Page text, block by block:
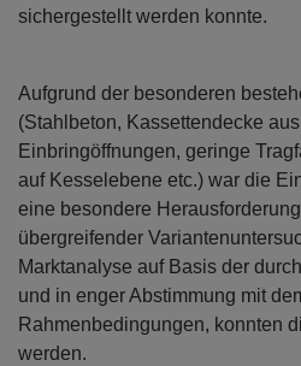
sichergestellt werden konnte.
Aufgrund der besonderen
(Stahlbeton, Kassettendecke
Einbringöffnungen, geringe
auf Kesselebene etc.) war die
eine besondere
übergreifender
Marktanalyse auf Basis der
und in enger Abstimmung mit
Rahmenbedingungen, konnten
werden.